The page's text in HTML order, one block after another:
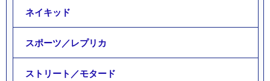
ネイキッド
スポーツ／レプリカ
ストリート／モタード